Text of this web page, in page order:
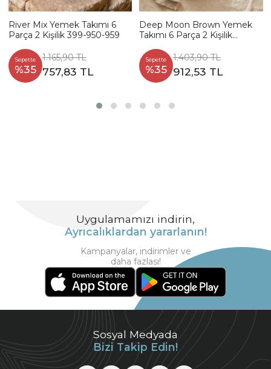
River Mix Yemek Takımı 6
Parça 2 Kişilik 399-950-959
Sepette
%35
1.165,90 TL
757,83 TL
Deep Moon Brown Yemek
Takımı 6 Parça 2 Kişilik
Sepette
%35
1.403,90 TL
912,53 TL
Sosyal Medyada
Bizi Takip Edin!
Uygulamamızı indirin,
Ayrıcalıklardan yararlanın!
Kampanyalar, indirimler ve
daha fazlası!